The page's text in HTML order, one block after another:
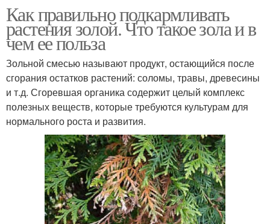
Как правильно подкармливать
растения золой. Что такое зола и в
чем ее польза
Зольной смесью называют продукт, остающийся после
сгорания остатков растений: соломы, травы, древесины
и т.д. Сгоревшая органика содержит целый комплекс
полезных веществ, которые требуются культурам для
нормального роста и развития.